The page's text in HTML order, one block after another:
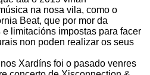
na nosa vila, como o
Beat, que por mor da
limitacións impostas para facer
non poden realizar os seus
Xardíns foi o pasado venres